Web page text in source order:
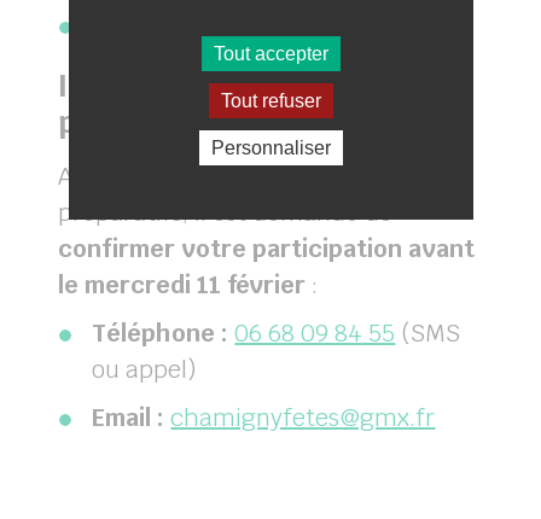
Inscription / confirmation de
participation
Afin de mieux anticiper les
préparatifs, il est demandé de
confirmer votre participation avant
le mercredi 11 février :
Téléphone : 06 68 09 84 55 (SMS
ou appel)
Email : chamignyfetes@gmx.fr
Tout accepter
Tout refuser
Personnaliser